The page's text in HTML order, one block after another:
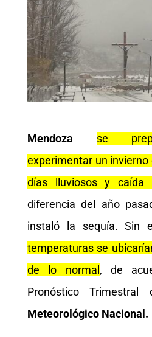
Mendoza se
experimentar un
días lluviosos y caída
diferencia del año
instaló la sequía. Sin
temperaturas se
de lo normal, de
Pronóstico Trimestral
Meteorológico Nacional.